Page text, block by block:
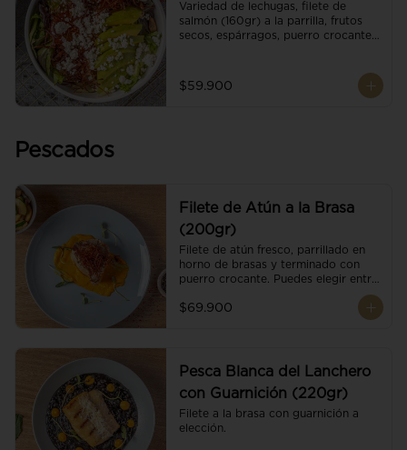
Variedad de lechugas, filete de
salmón (160gr) a la parrilla, frutos
secos, espárragos, puerro crocante,
$59.900
Pescados
Filete de Atún a la Brasa
(200gr)
Filete de atún fresco, parrillado en
horno de brasas y terminado con
puerro crocante. Puedes elegir entre
$69.900
Pesca Blanca del Lanchero
con Guarnición (220gr)
Filete a la brasa con guarnición a
elección.